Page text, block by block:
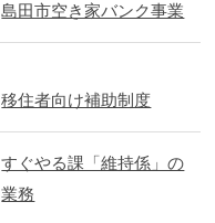
島田市空き家バンク事業
移住者向け補助制度
すぐやる課「維持係」の
業務